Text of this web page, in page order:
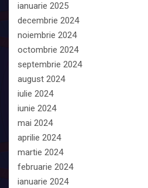
ianuarie 2025
decembrie 2024
noiembrie 2024
octombrie 2024
septembrie 2024
august 2024
iulie 2024
iunie 2024
mai 2024
aprilie 2024
martie 2024
februarie 2024
ianuarie 2024